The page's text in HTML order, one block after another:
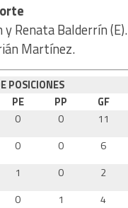
y Renata Balderrín (E).
Martínez.
POSICIONES
PE PP GF
0 0 11
0 0 6
1 0 2
0 1 4